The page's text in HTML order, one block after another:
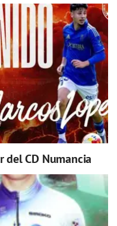
del CD Numancia